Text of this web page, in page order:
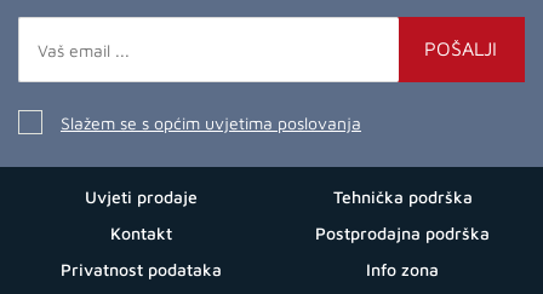
POŠALJI
Slažem se s općim uvjetima poslovanja
Uvjeti prodaje
Kontakt
Privatnost podataka
Tehnička podrška
Postprodajna podrška
Info zona